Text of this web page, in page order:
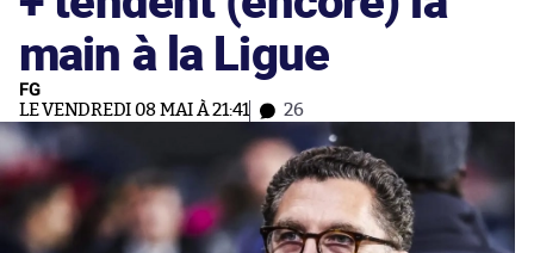
main à la Ligue
FG
LE VENDREDI 08 MAI À 21:41 26